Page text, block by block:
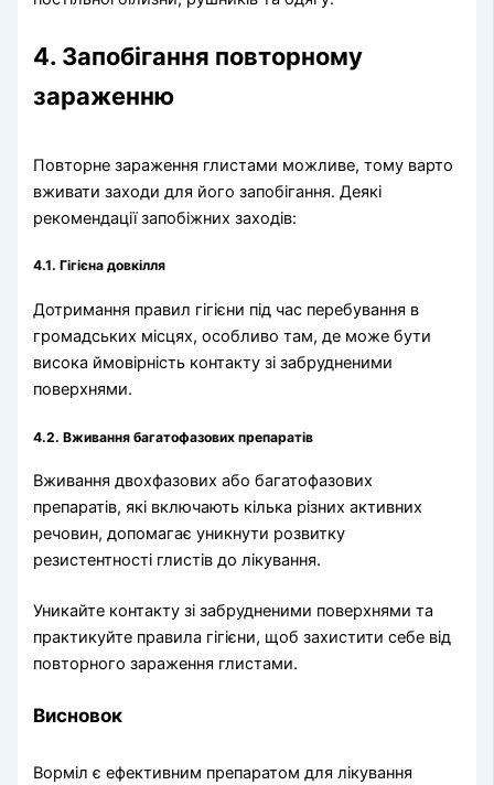
4. Запобігання повторному
зараженню
Повторне зараження глистами можливе, тому варто
вживати заходи для його запобігання. Деякі
рекомендації запобіжних заходів:
4.1. Гігієна довкілля
Дотримання правил гігієни під час перебування в
громадських місцях, особливо там, де може бути
висока ймовірність контакту зі забрудненими
поверхнями.
4.2. Вживання багатофазових препаратів
Вживання двохфазових або багатофазових
препаратів, які включають кілька різних активних
речовин, допомагає уникнути розвитку
резистентності глистів до лікування.
Уникайте контакту зі забрудненими поверхнями та
практикуйте правила гігієни, щоб захистити себе від
повторного зараження глистами.
Висновок
Ворміл є ефективним препаратом для лікування